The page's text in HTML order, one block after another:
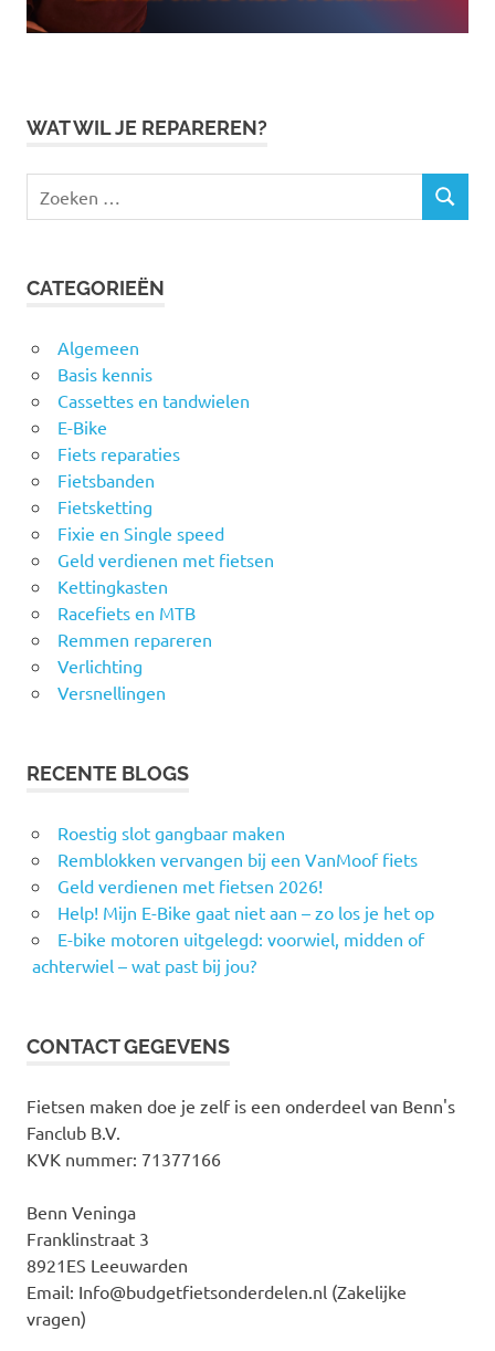
WAT WIL JE REPAREREN?
naar:
ZOEKEN
CATEGORIEËN
Algemeen
Basis kennis
Cassettes en tandwielen
E-Bike
Fiets reparaties
Fietsbanden
Fietsketting
Fixie en Single speed
Geld verdienen met fietsen
Kettingkasten
Racefiets en MTB
Remmen repareren
Verlichting
Versnellingen
RECENTE BLOGS
Roestig slot gangbaar maken
Remblokken vervangen bij een VanMoof fiets
Geld verdienen met fietsen 2026!
Help! Mijn E-Bike gaat niet aan – zo los je het op
E-bike motoren uitgelegd: voorwiel, midden of
achterwiel – wat past bij jou?
CONTACT GEGEVENS
Fietsen maken doe je zelf is een onderdeel van Benn's
Fanclub B.V.
KVK nummer: 71377166
Benn Veninga
Franklinstraat 3
8921ES Leeuwarden
Email: Info@budgetfietsonderdelen.nl (Zakelijke
vragen)